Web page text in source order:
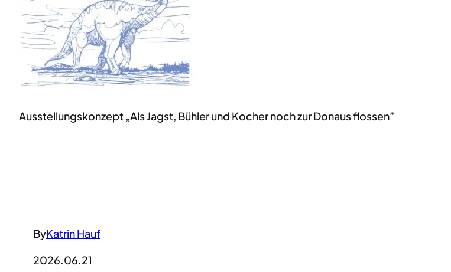
Ausstellungskonzept „Als Jagst, Bühler und Kocher noch zur Donaus flossen”
ByKatrin Hauf
2026.06.21